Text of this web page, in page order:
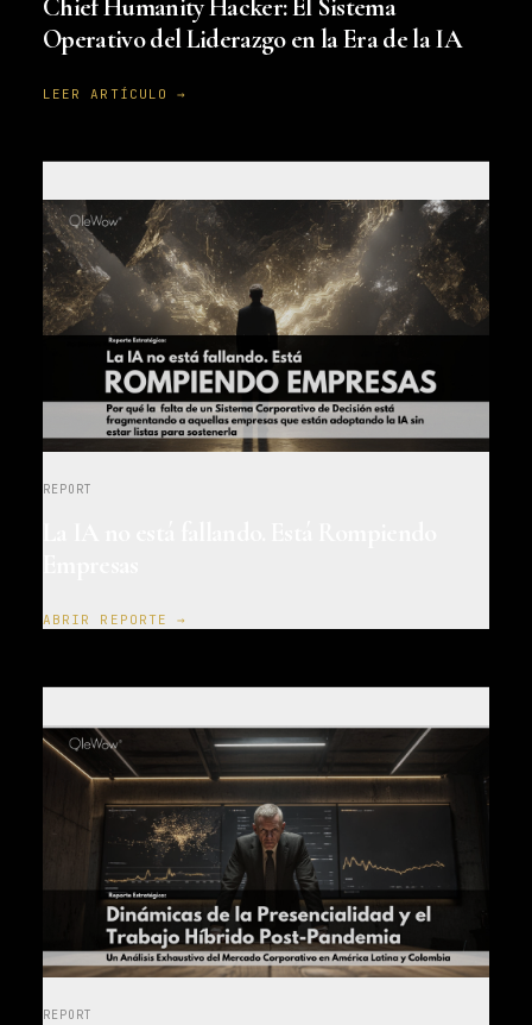
Chief Humanity Hacker: El Sistema
Operativo del Liderazgo en la Era de la IA
LEER ARTÍCULO →
REPORT
ABRIR REPORTE →
REPORT